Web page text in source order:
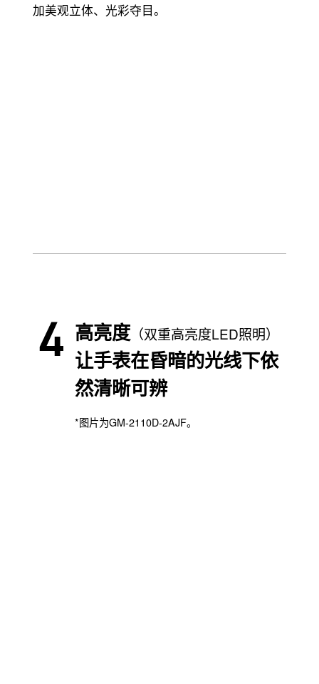
加美观立体、光彩夺目。
高亮度 （双重高亮度LED照明）
让手表在昏暗的光线下依
然清晰可辨
*图片为GM-2110D-2AJF。